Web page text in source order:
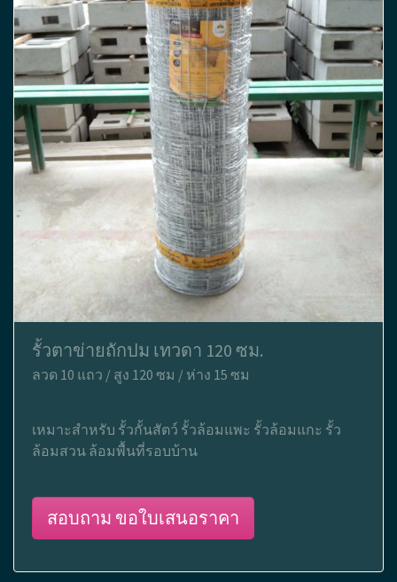
รั้วตาข่ายถักปม เทวดา 120 ซม.
ลวด 10 แถว / สูง 120 ซม / ห่าง 15 ซม
เหมาะสำหรับ รั้วกั้นสัตว์ รั้วล้อมแพะ รั้วล้อมแกะ รั้ว
ล้อมสวน ล้อมพื้นที่รอบบ้าน
สอบถาม ขอใบเสนอราคา